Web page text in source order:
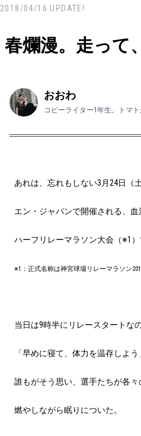
2018/04/16 UPDATE!
春爛漫。走って
おおわ
コピーライター1年生。トマ
あれは、忘れもしない3 月24日（
エン・ジャパンで開催される、
ハーフリレーマラソン大会（※1
※1 ：正式名称は神宮球場リレーマラソン
当日は9時半にリレースタートなの
「早めに寝て、体力を温存しよう
誰もがそう思い、選手たちが各々
燃やしながら眠りについた。